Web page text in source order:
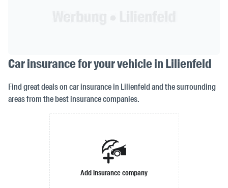
Car insurance for your vehicle in Lilienfeld
Find great deals on car insurance in Lilienfeld and the surrounding
areas from the best insurance companies.
Add insurance company